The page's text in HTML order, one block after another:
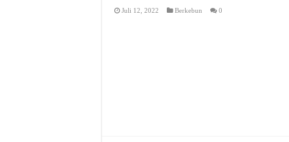
Juli 12, 2022 Berkebun 0